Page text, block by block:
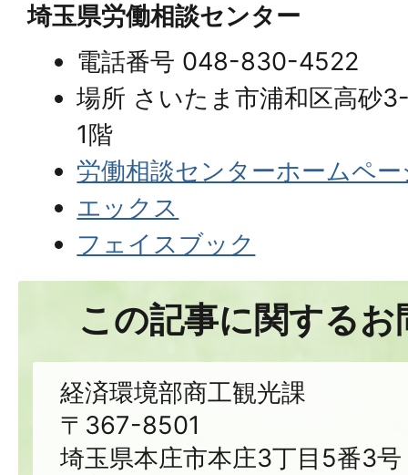
埼玉県労働相談センター
電話番号 048-830-4522
場所 さいたま市浦和区高砂
1階
労働相談センターホームペ
エックス
フェイスブック
この記事に関する
経済環境部商工観光課
〒367-8501
埼玉県本庄市本庄3丁目5番3号